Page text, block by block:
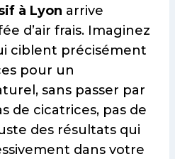
à Lyon arrive
d’air frais. Imaginez
ciblent précisément
pour un
sans passer par
de cicatrices, pas de
des résultats qui
dans votre